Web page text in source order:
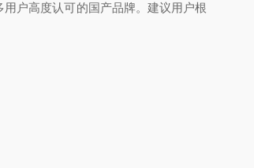
户高度认可的国产品牌。建议用户根